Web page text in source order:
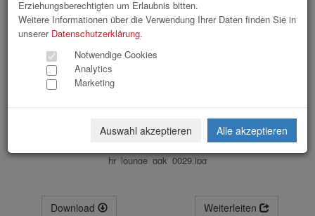
hr_lounge_ggk_0029.jpg
Download Weiterleiten
Erziehungsberechtigten um Erlaubnis bitten.
Weitere Informationen über die Verwendung Ihrer Daten finden Sie in
unserer Datenschutzerklärung.
Notwendige Cookies
Analytics
Marketing
Auswahl akzeptieren Alle akzeptieren